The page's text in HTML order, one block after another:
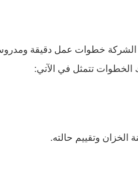
الشركة خطوات عمل دقيقة
الخطوات تتمثل في الآتي:
وتقييم حالته.